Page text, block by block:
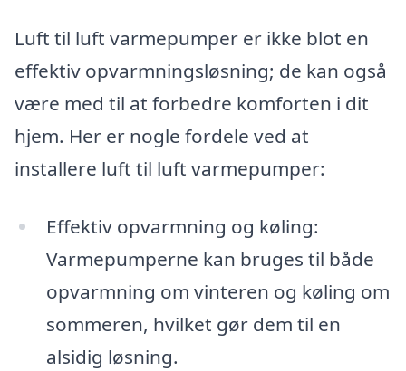
Luft til luft varmepumper er ikke blot en
effektiv opvarmningsløsning; de kan også
være med til at forbedre komforten i dit
hjem. Her er nogle fordele ved at
installere luft til luft varmepumper:
Effektiv opvarmning og køling:
Varmepumperne kan bruges til både
opvarmning om vinteren og køling om
sommeren, hvilket gør dem til en
alsidig løsning.